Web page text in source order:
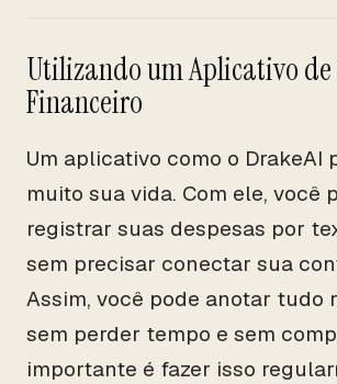
Utilizando um Aplicativo de
Financeiro
Um aplicativo como o DrakeAI
muito sua vida. Com ele, você
registrar suas despesas por
sem precisar conectar sua
Assim, você pode anotar tudo
sem perder tempo e sem
importante é fazer isso